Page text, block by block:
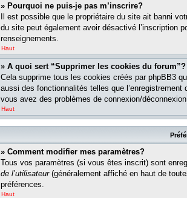
» Pourquoi ne puis-je pas m’inscrire?
Il est possible que le propriétaire du site ait banni
du site peut également avoir désactivé l’inscription
renseignements.
Haut
» A quoi sert “Supprimer les cookies du forum”?
Cela supprime tous les cookies créés par phpBB3
aussi des fonctionnalités telles que
vous avez des problèmes de connexion/
Haut
» Comment modifier mes paramètres?
Tous vos paramètres (si vous êtes inscrit) sont
de l’utilisateur(généralement affiché en haut de
préférences.
Haut